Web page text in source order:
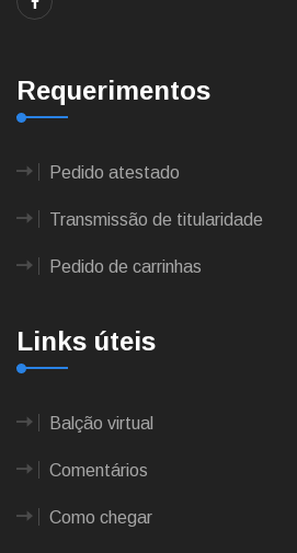
Requerimentos
Pedido atestado
Transmissão de titularidade
Pedido de carrinhas
Links úteis
Balção virtual
Comentários
Como chegar